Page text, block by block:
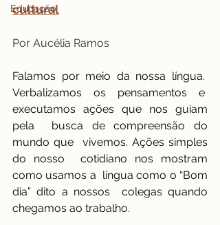
Educação
cultural
Por Aucélia Ramos
Falamos por meio da nossa língua.
Verbalizamos os pensamentos e
executamos ações que nos guiam
pela  busca de compreensão do
mundo que  vivemos. Ações simples
do nosso  cotidiano nos mostram
como usamos a  língua como o “Bom
dia” dito a nossos  colegas quando
chegamos ao trabalho.